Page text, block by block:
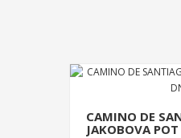
CAMINO DE
JAKOBOVA